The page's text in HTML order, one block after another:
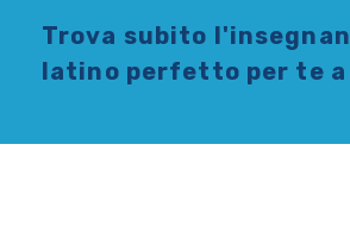
Trova subito l'
latino perfetto per te a